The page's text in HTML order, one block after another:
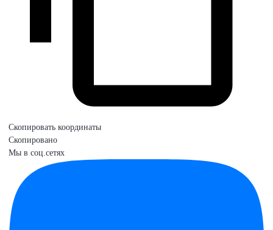
Скопировать координаты
Скопировано
Мы в соц.сетях